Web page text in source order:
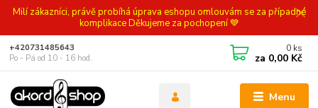
Milí zákazníci, právě probíhá úprava eshopu omlouvám se za případné
komplikace Děkujeme za pochopení 💙
Menu
+420731485643
Po - Pá od 10 - 16 hod.
0 ks
za 0,00 Kč